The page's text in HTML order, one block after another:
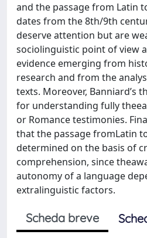
and the passage from Latin
dates from the 8th/9th
deserve attention but are
sociolinguistic point of view
evidence emerging from
research and from the
texts. Moreover, Banniard’s
for understanding fully
or Romance testimonies.
that the passage fromLatin
determined on the basis of
comprehension, since
autonomy of a language
extralinguistic factors.
Scheda breve